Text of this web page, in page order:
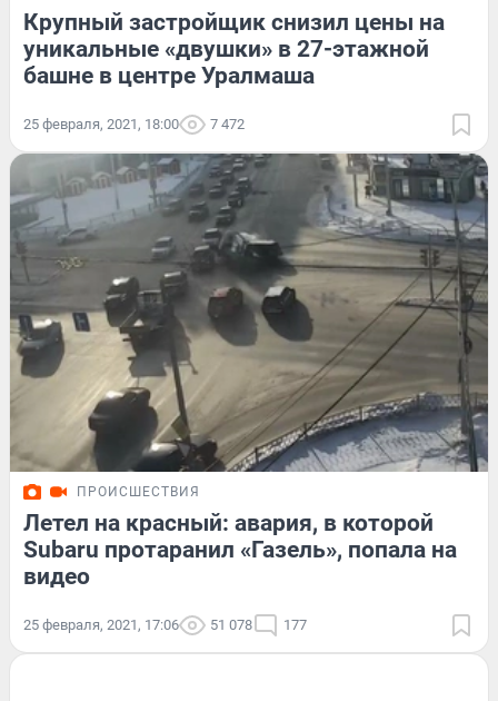
Крупный застройщик снизил цены на
уникальные «двушки» в 27-этажной
башне в центре Уралмаша
25 февраля, 2021, 18:00 7 472
ПРОИСШЕСТВИЯ
Летел на красный: авария, в которой
Subaru протаранил «Газель», попала на
видео
25 февраля, 2021, 17:06 51 078 177